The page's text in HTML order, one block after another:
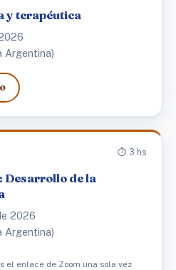
y terapéutica
Argentina)
⏱️ 3 hs
Desarrollo de la
2026
Argentina)
el enlace de Zoom una sola vez